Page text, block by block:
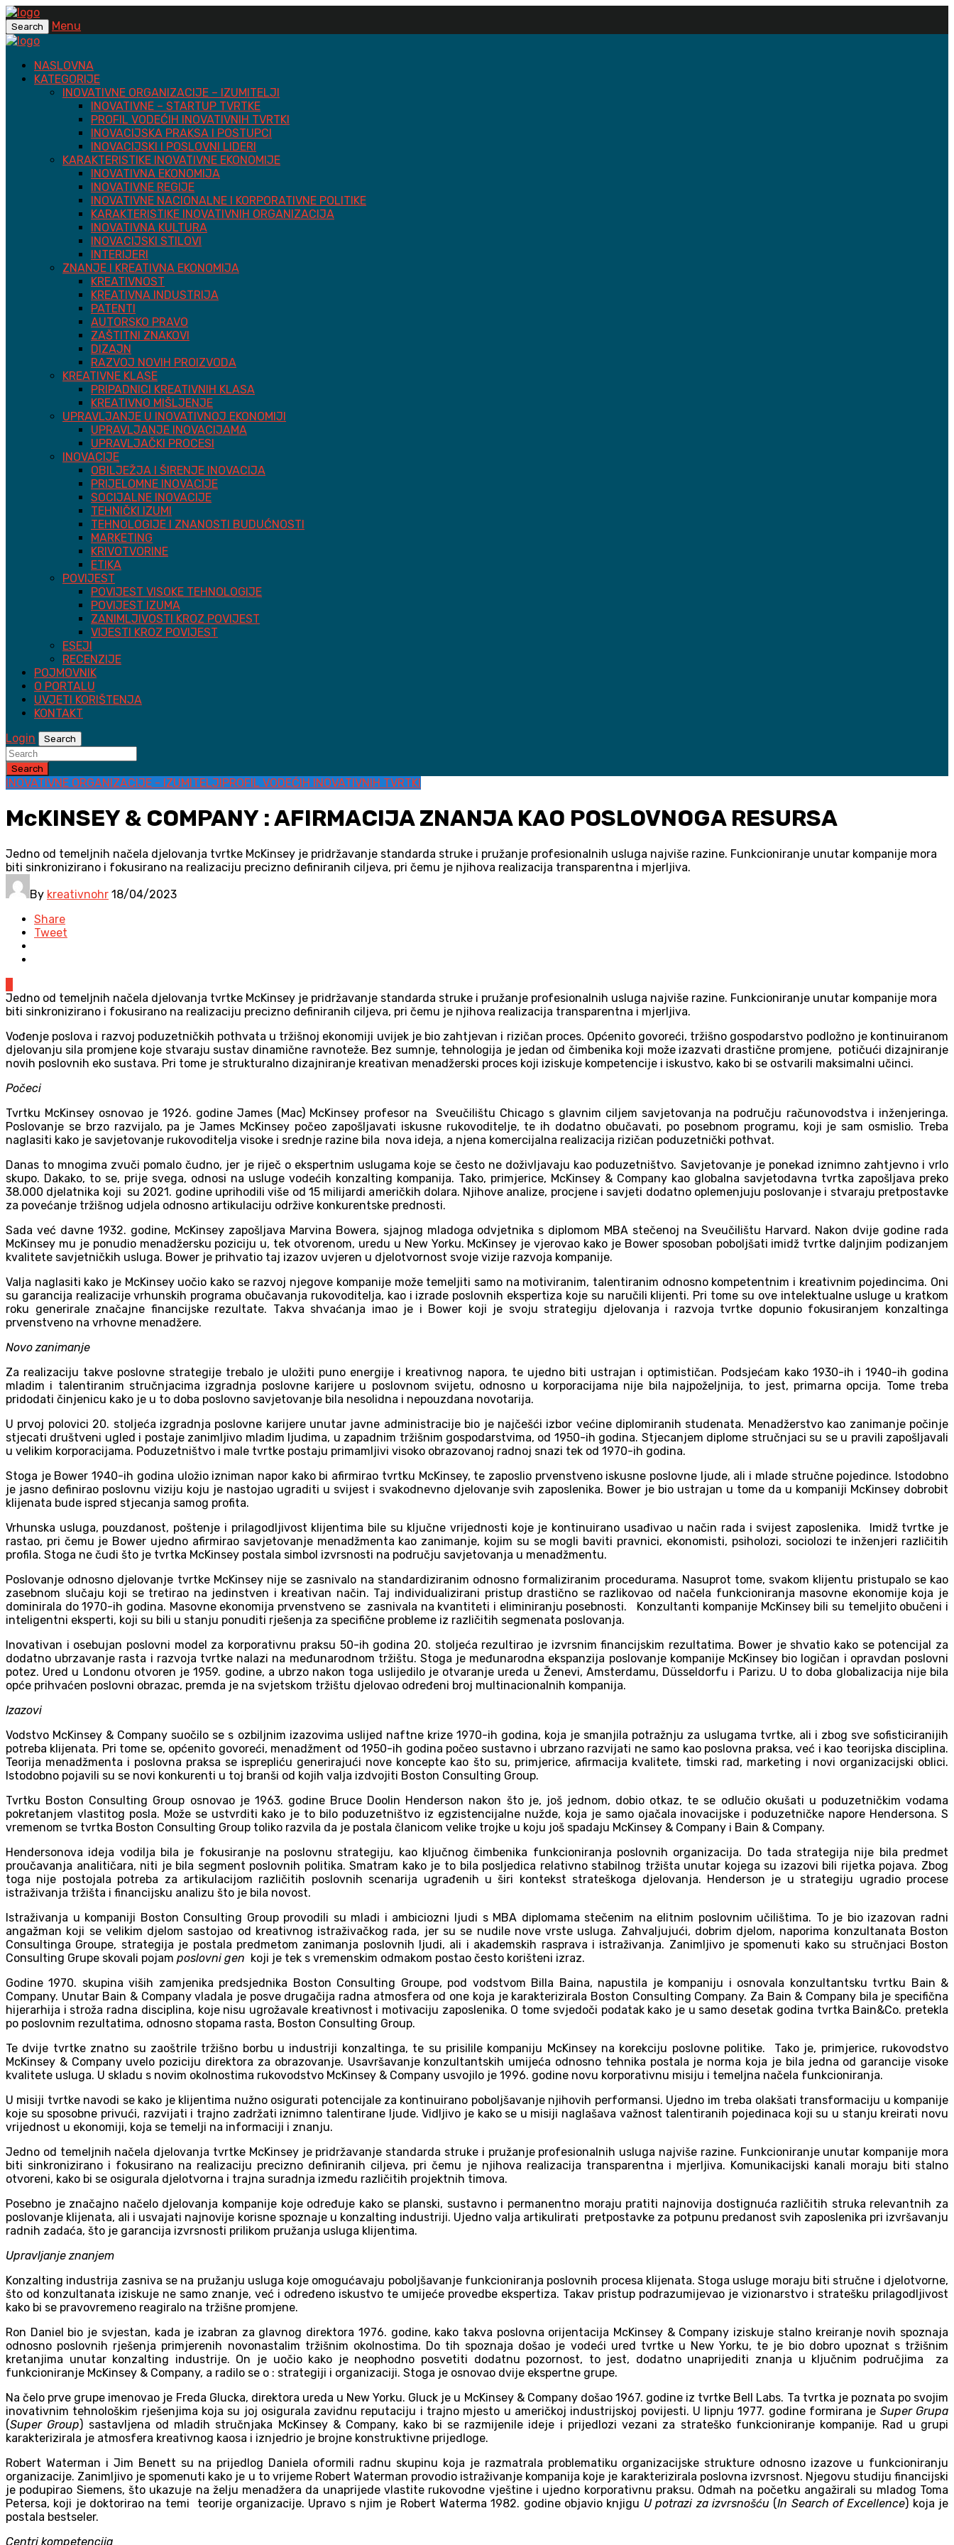
Search Menu
NASLOVNA
KATEGORIJE
INOVATIVNE ORGANIZACIJE – IZUMITELJI
INOVATIVNE – STARTUP TVRTKE
PROFIL VODEĆIH INOVATIVNIH TVRTKI
INOVACIJSKA PRAKSA I POSTUPCI
INOVACIJSKI I POSLOVNI LIDERI
KARAKTERISTIKE INOVATIVNE EKONOMIJE
INOVATIVNA EKONOMIJA
INOVATIVNE REGIJE
INOVATIVNE NACIONALNE I KORPORATIVNE POLITIKE
KARAKTERISTIKE INOVATIVNIH ORGANIZACIJA
INOVATIVNA KULTURA
INOVACIJSKI STILOVI
INTERIJERI
ZNANJE I KREATIVNA EKONOMIJA
KREATIVNOST
KREATIVNA INDUSTRIJA
PATENTI
AUTORSKO PRAVO
ZAŠTITNI ZNAKOVI
DIZAJN
RAZVOJ NOVIH PROIZVODA
KREATIVNE KLASE
PRIPADNICI KREATIVNIH KLASA
KREATIVNO MIŠLJENJE
UPRAVLJANJE U INOVATIVNOJ EKONOMIJI
UPRAVLJANJE INOVACIJAMA
UPRAVLJAČKI PROCESI
INOVACIJE
OBILJEŽJA I ŠIRENJE INOVACIJA
PRIJELOMNE INOVACIJE
SOCIJALNE INOVACIJE
TEHNIČKI IZUMI
TEHNOLOGIJE I ZNANOSTI BUDUĆNOSTI
MARKETING
KRIVOTVORINE
ETIKA
POVIJEST
POVIJEST VISOKE TEHNOLOGIJE
POVIJEST IZUMA
ZANIMLJIVOSTI KROZ POVIJEST
VIJESTI KROZ POVIJEST
ESEJI
RECENZIJE
POJMOVNIK
O PORTALU
UVJETI KORIŠTENJA
KONTAKT
Login
Search
Search
INOVATIVNE ORGANIZACIJE - IZUMITELJIPROFIL VODEĆIH INOVATIVNIH TVRTKI
McKINSEY & COMPANY : AFIRMACIJA ZNANJA KAO POSLOVNOGA RESURSA
Jedno od temeljnih načela djelovanja tvrtke McKinsey je pridržavanje standarda struke i pružanje profesionalnih usluga najviše razine. Funkcioniranje unutar kompanije mora
biti sinkronizirano i fokusirano na realizaciju precizno definiranih ciljeva, pri čemu je njihova realizacija transparentna i mjerljiva.
By kreativnohr 18/04/2023
Share
Tweet
Jedno od temeljnih načela djelovanja tvrtke McKinsey je pridržavanje standarda struke i pružanje profesionalnih usluga najviše razine. Funkcioniranje unutar kompanije mora
biti sinkronizirano i fokusirano na realizaciju precizno definiranih ciljeva, pri čemu je njihova realizacija transparentna i mjerljiva.
Vođenje poslova i razvoj poduzetničkih pothvata u tržišnoj ekonomiji uvijek je bio zahtjevan i rizičan proces. Općenito govoreći, tržišno gospodarstvo podložno je kontinuiranom
djelovanju sila promjene koje stvaraju sustav dinamične ravnoteže. Bez sumnje, tehnologija je jedan od čimbenika koji može izazvati drastične promjene, potičući dizajniranje
novih poslovnih eko sustava. Pri tome je strukturalno dizajniranje kreativan menadžerski proces koji iziskuje kompetencije i iskustvo, kako bi se ostvarili maksimalni učinci.
Počeci
Tvrtku McKinsey osnovao je 1926. godine James (Mac) McKinsey profesor na Sveučilištu Chicago s glavnim ciljem savjetovanja na području računovodstva i inženjeringa.
Poslovanje se brzo razvijalo, pa je James McKinsey počeo zapošljavati iskusne rukovoditelje, te ih dodatno obučavati, po posebnom programu, koji je sam osmislio. Treba
naglasiti kako je savjetovanje rukovoditelja visoke i srednje razine bila nova ideja, a njena komercijalna realizacija rizičan poduzetnički pothvat.
Danas to mnogima zvuči pomalo čudno, jer je riječ o ekspertnim uslugama koje se često ne doživljavaju kao poduzetništvo. Savjetovanje je ponekad iznimno zahtjevno i vrlo
skupo. Dakako, to se, prije svega, odnosi na usluge vodećih konzalting kompanija. Tako, primjerice, McKinsey & Company kao globalna savjetodavna tvrtka zapošljava preko
38.000 djelatnika koji su 2021. godine uprihodili više od 15 milijardi američkih dolara. Njihove analize, procjene i savjeti dodatno oplemenjuju poslovanje i stvaraju pretpostavke
za povećanje tržišnog udjela odnosno artikulaciju održive konkurentske prednosti.
Sada već davne 1932. godine, McKinsey zapošljava Marvina Bowera, sjajnog mladoga odvjetnika s diplomom MBA stečenoj na Sveučilištu Harvard. Nakon dvije godine rada
McKinsey mu je ponudio menadžersku poziciju u, tek otvorenom, uredu u New Yorku. McKinsey je vjerovao kako je Bower sposoban poboljšati imidž tvrtke daljnjim podizanjem
kvalitete savjetničkih usluga. Bower je prihvatio taj izazov uvjeren u djelotvornost svoje vizije razvoja kompanije.
Valja naglasiti kako je McKinsey uočio kako se razvoj njegove kompanije može temeljiti samo na motiviranim, talentiranim odnosno kompetentnim i kreativnim pojedincima. Oni
su garancija realizacije vrhunskih programa obučavanja rukovoditelja, kao i izrade poslovnih ekspertiza koje su naručili klijenti. Pri tome su ove intelektualne usluge u kratkom
roku generirale značajne financijske rezultate. Takva shvaćanja imao je i Bower koji je svoju strategiju djelovanja i razvoja tvrtke dopunio fokusiranjem konzaltinga
prvenstveno na vrhovne menadžere.
Novo zanimanje
Za realizaciju takve poslovne strategije trebalo je uložiti puno energije i kreativnog napora, te ujedno biti ustrajan i optimističan. Podsjećam kako 1930-ih i 1940-ih godina
mladim i talentiranim stručnjacima izgradnja poslovne karijere u poslovnom svijetu, odnosno u korporacijama nije bila najpoželjnija, to jest, primarna opcija. Tome treba
pridodati činjenicu kako je u to doba poslovno savjetovanje bila nesolidna i nepouzdana novotarija.
U prvoj polovici 20. stoljeća izgradnja poslovne karijere unutar javne administracije bio je najčešći izbor većine diplomiranih studenata. Menadžerstvo kao zanimanje počinje
stjecati društveni ugled i postaje zanimljivo mladim ljudima, u zapadnim tržišnim gospodarstvima, od 1950-ih godina. Stjecanjem diplome stručnjaci su se u pravili zapošljavali
u velikim korporacijama. Poduzetništvo i male tvrtke postaju primamljivi visoko obrazovanoj radnoj snazi tek od 1970-ih godina.
Stoga je Bower 1940-ih godina uložio izniman napor kako bi afirmirao tvrtku McKinsey, te zaposlio prvenstveno iskusne poslovne ljude, ali i mlade stručne pojedince. Istodobno
je jasno definirao poslovnu viziju koju je nastojao ugraditi u svijest i svakodnevno djelovanje svih zaposlenika. Bower je bio ustrajan u tome da u kompaniji McKinsey dobrobit
klijenata bude ispred stjecanja samog profita.
Vrhunska usluga, pouzdanost, poštenje i prilagodljivost klijentima bile su ključne vrijednosti koje je kontinuirano usađivao u način rada i svijest zaposlenika. Imidž tvrtke je
rastao, pri čemu je Bower ujedno afirmirao savjetovanje menadžmenta kao zanimanje, kojim su se mogli baviti pravnici, ekonomisti, psiholozi, sociolozi te inženjeri različitih
profila. Stoga ne čudi što je tvrtka McKinsey postala simbol izvrsnosti na području savjetovanja u menadžmentu.
Poslovanje odnosno djelovanje tvrtke McKinsey nije se zasnivalo na standardiziranim odnosno formaliziranim procedurama. Nasuprot tome, svakom klijentu pristupalo se kao
zasebnom slučaju koji se tretirao na jedinstven i kreativan način. Taj individualizirani pristup drastično se razlikovao od načela funkcioniranja masovne ekonomije koja je
dominirala do 1970-ih godina. Masovne ekonomija prvenstveno se zasnivala na kvantiteti i eliminiranju posebnosti. Konzultanti kompanije McKinsey bili su temeljito obučeni i
inteligentni eksperti, koji su bili u stanju ponuditi rješenja za specifične probleme iz različitih segmenata poslovanja.
Inovativan i osebujan poslovni model za korporativnu praksu 50-ih godina 20. stoljeća rezultirao je izvrsnim financijskim rezultatima. Bower je shvatio kako se potencijal za
dodatno ubrzavanje rasta i razvoja tvrtke nalazi na međunarodnom tržištu. Stoga je međunarodna ekspanzija poslovanje kompanije McKinsey bio logičan i opravdan poslovni
potez. Ured u Londonu otvoren je 1959. godine, a ubrzo nakon toga uslijedilo je otvaranje ureda u Ženevi, Amsterdamu, Düsseldorfu i Parizu. U to doba globalizacija nije bila
opće prihvaćen poslovni obrazac, premda je na svjetskom tržištu djelovao određeni broj multinacionalnih kompanija.
Izazovi
Vodstvo McKinsey & Company suočilo se s ozbiljnim izazovima uslijed naftne krize 1970-ih godina, koja je smanjila potražnju za uslugama tvrtke, ali i zbog sve sofisticiranijih
potreba klijenata. Pri tome se, općenito govoreći, menadžment od 1950-ih godina počeo sustavno i ubrzano razvijati ne samo kao poslovna praksa, već i kao teorijska disciplina.
Teorija menadžmenta i poslovna praksa se isprepliću generirajući nove koncepte kao što su, primjerice, afirmacija kvalitete, timski rad, marketing i novi organizacijski oblici.
Istodobno pojavili su se novi konkurenti u toj branši od kojih valja izdvojiti Boston Consulting Group.
Tvrtku Boston Consulting Group osnovao je 1963. godine Bruce Doolin Henderson nakon što je, još jednom, dobio otkaz, te se odlučio okušati u poduzetničkim vodama
pokretanjem vlastitog posla. Može se ustvrditi kako je to bilo poduzetništvo iz egzistencijalne nužde, koja je samo ojačala inovacijske i poduzetničke napore Hendersona. S
vremenom se tvrtka Boston Consulting Group toliko razvila da je postala članicom velike trojke u koju još spadaju McKinsey & Company i Bain & Company.
Hendersonova ideja vodilja bila je fokusiranje na poslovnu strategiju, kao ključnog čimbenika funkcioniranja poslovnih organizacija. Do tada strategija nije bila predmet
proučavanja analitičara, niti je bila segment poslovnih politika. Smatram kako je to bila posljedica relativno stabilnog tržišta unutar kojega su izazovi bili rijetka pojava. Zbog
toga nije postojala potreba za artikulacijom različitih poslovnih scenarija ugrađenih u širi kontekst strateškoga djelovanja. Henderson je u strategiju ugradio procese
istraživanja tržišta i financijsku analizu što je bila novost.
Istraživanja u kompaniji Boston Consulting Group provodili su mladi i ambiciozni ljudi s MBA diplomama stečenim na elitnim poslovnim učilištima. To je bio izazovan radni
angažman koji se velikim djelom sastojao od kreativnog istraživačkog rada, jer su se nudile nove vrste usluga. Zahvaljujući, dobrim djelom, naporima konzultanata Boston
Consultinga Groupe, strategija je postala predmetom zanimanja poslovnih ljudi, ali i akademskih rasprava i istraživanja. Zanimljivo je spomenuti kako su stručnjaci Boston
Consulting Grupe skovali pojam poslovni gen koji je tek s vremenskim odmakom postao često korišteni izraz.
Godine 1970. skupina viših zamjenika predsjednika Boston Consulting Groupe, pod vodstvom Billa Baina, napustila je kompaniju i osnovala konzultantsku tvrtku Bain &
Company. Unutar Bain & Company vladala je posve drugačija radna atmosfera od one koja je karakterizirala Boston Consulting Company. Za Bain & Company bila je specifična
hijerarhija i stroža radna disciplina, koje nisu ugrožavale kreativnost i motivaciju zaposlenika. O tome svjedoči podatak kako je u samo desetak godina tvrtka Bain&Co. pretekla
po poslovnim rezultatima, odnosno stopama rasta, Boston Consulting Group.
Te dvije tvrtke znatno su zaoštrile tržišno borbu u industriji konzaltinga, te su prisilile kompaniju McKinsey na korekciju poslovne politike. Tako je, primjerice, rukovodstvo
McKinsey & Company uvelo poziciju direktora za obrazovanje. Usavršavanje konzultantskih umijeća odnosno tehnika postala je norma koja je bila jedna od garancije visoke
kvalitete usluga. U skladu s novim okolnostima rukovodstvo McKinsey & Company usvojilo je 1996. godine novu korporativnu misiju i temeljna načela funkcioniranja.
U misiji tvrtke navodi se kako je klijentima nužno osigurati potencijale za kontinuirano poboljšavanje njihovih performansi. Ujedno im treba olakšati transformaciju u kompanije
koje su sposobne privući, razvijati i trajno zadržati iznimno talentirane ljude. Vidljivo je kako se u misiji naglašava važnost talentiranih pojedinaca koji su u stanju kreirati novu
vrijednost u ekonomiji, koja se temelji na informaciji i znanju.
Jedno od temeljnih načela djelovanja tvrtke McKinsey je pridržavanje standarda struke i pružanje profesionalnih usluga najviše razine. Funkcioniranje unutar kompanije mora
biti sinkronizirano i fokusirano na realizaciju precizno definiranih ciljeva, pri čemu je njihova realizacija transparentna i mjerljiva. Komunikacijski kanali moraju biti stalno
otvoreni, kako bi se osigurala djelotvorna i trajna suradnja između različitih projektnih timova.
Posebno je značajno načelo djelovanja kompanije koje određuje kako se planski, sustavno i permanentno moraju pratiti najnovija dostignuća različitih struka relevantnih za
poslovanje klijenata, ali i usvajati najnovije korisne spoznaje u konzalting industriji. Ujedno valja artikulirati pretpostavke za potpunu predanost svih zaposlenika pri izvršavanju
radnih zadaća, što je garancija izvrsnosti prilikom pružanja usluga klijentima.
Upravljanje znanjem
Konzalting industrija zasniva se na pružanju usluga koje omogućavaju poboljšavanje funkcioniranja poslovnih procesa klijenata. Stoga usluge moraju biti stručne i djelotvorne,
što od konzultanata iziskuje ne samo znanje, već i određeno iskustvo te umijeće provedbe ekspertiza. Takav pristup podrazumijevao je vizionarstvo i stratešku prilagodljivost
kako bi se pravovremeno reagiralo na tržišne promjene.
Ron Daniel bio je svjestan, kada je izabran za glavnog direktora 1976. godine, kako takva poslovna orijentacija McKinsey & Company iziskuje stalno kreiranje novih spoznaja
odnosno poslovnih rješenja primjerenih novonastalim tržišnim okolnostima. Do tih spoznaja došao je vodeći ured tvrtke u New Yorku, te je bio dobro upoznat s tržišnim
kretanjima unutar konzalting industrije. On je uočio kako je neophodno posvetiti dodatnu pozornost, to jest, dodatno unaprijediti znanja u ključnim područjima za
funkcioniranje McKinsey & Company, a radilo se o : strategiji i organizaciji. Stoga je osnovao dvije ekspertne grupe.
Na čelo prve grupe imenovao je Freda Glucka, direktora ureda u New Yorku. Gluck je u McKinsey & Company došao 1967. godine iz tvrtke Bell Labs. Ta tvrtka je poznata po svojim
inovativnim tehnološkim rješenjima koja su joj osigurala zavidnu reputaciju i trajno mjesto u američkoj industrijskoj povijesti. U lipnju 1977. godine formirana je Super Grupa
(Super Group) sastavljena od mladih stručnjaka McKinsey & Company, kako bi se razmijenile ideje i prijedlozi vezani za strateško funkcioniranje kompanije. Rad u grupi
karakterizirala je atmosfera kreativnog kaosa i iznjedrio je brojne konstruktivne prijedloge.
Robert Waterman i Jim Benett su na prijedlog Daniela oformili radnu skupinu koja je razmatrala problematiku organizacijske strukture odnosno izazove u funkcioniranju
organizacije. Zanimljivo je spomenuti kako je u to vrijeme Robert Waterman provodio istraživanje kompanija koje je karakterizirala poslovna izvrsnost. Njegovu studiju financijski
je podupirao Siemens, što ukazuje na želju menadžera da unaprijede vlastite rukovodne vještine i ujedno korporativnu praksu. Odmah na početku angažirali su mladog Toma
Petersa, koji je doktorirao na temi teorije organizacije. Upravo s njim je Robert Waterma 1982. godine objavio knjigu U potrazi za izvrsnošću (In Search of Excellence) koja je
postala bestseler.
Centri kompetencija